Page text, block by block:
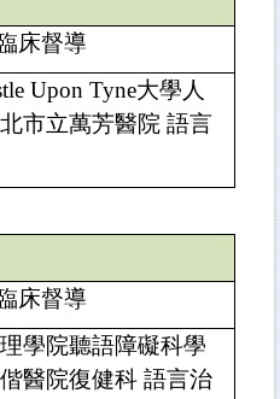
床督導
Upon Tyne大學人
市立萬芳醫院 語言
床督導
學院聽語障礙科學
醫院復健科 語言治